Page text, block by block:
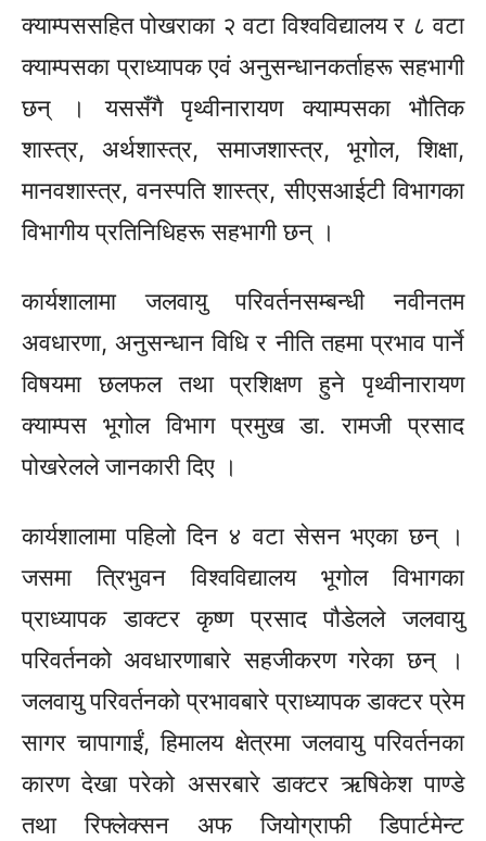
क्याम्पससहित पोखराका २ वटा विश्वविद्यालय र ८ वटा
क्याम्पसका प्राध्यापक एवं अनुसन्धानकर्ताहरू सहभागी
छन् । यससँगै पृथ्वीनारायण क्याम्पसका भौतिक
शास्त्र, अर्थशास्त्र, समाजशास्त्र, भूगोल, शिक्षा,
मानवशास्त्र, वनस्पति शास्त्र, सीएसआईटी विभागका
विभागीय प्रतिनिधिहरू सहभागी छन् ।
कार्यशालामा जलवायु परिवर्तनसम्बन्धी नवीनतम
अवधारणा, अनुसन्धान विधि र नीति तहमा प्रभाव पार्ने
विषयमा छलफल तथा प्रशिक्षण हुने पृथ्वीनारायण
क्याम्पस भूगोल विभाग प्रमुख डा. रामजी प्रसाद
पोखरेलले जानकारी दिए ।
कार्यशालामा पहिलो दिन ४ वटा सेसन भएका छन् ।
जसमा त्रिभुवन विश्वविद्यालय भूगोल विभागका
प्राध्यापक डाक्टर कृष्ण प्रसाद पौडेलले जलवायु
परिवर्तनको अवधारणाबारे सहजीकरण गरेका छन् ।
जलवायु परिवर्तनको प्रभावबारे प्राध्यापक डाक्टर प्रेम
सागर चापागाईं, हिमालय क्षेत्रमा जलवायु परिवर्तनका
कारण देखा परेको असरबारे डाक्टर ऋषिकेश पाण्डे
तथा रिफ्लेक्सन अफ जियोग्राफी डिपार्टमेन्ट